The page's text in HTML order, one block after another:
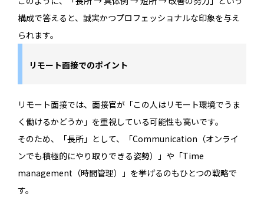
構成で答えると、誠実かつプロフェッショナルな印象を与え
られます。
リモート面接でのポイント
リモート面接では、面接官が「この人はリモート環境でうま
く働けるかどうか」を重視している可能性も高いです。
そのため、「長所」として、「Communication（オンライ
ンでも積極的にやり取りできる姿勢）」や「Time
management（時間管理）」を挙げるのもひとつの戦略で
す。